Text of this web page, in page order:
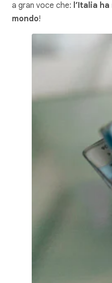
a gran voce che: l’Italia
mondo!